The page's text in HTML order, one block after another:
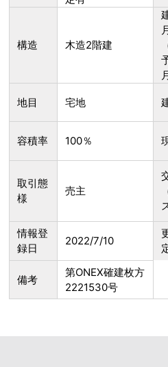
構造 木造2階建
地目 宅地
容積率 100％
取引態
様
売主
情報登
録日
2022/7/10
備考
第ONEX確建枚方
2221530号